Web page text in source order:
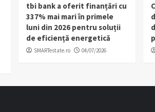
tbi bank a oferit finanțări cu
337% mai mari în primele
luni din 2026 pentru soluții
de eficiență energetică
SMARTestate.ro 04/07/2026